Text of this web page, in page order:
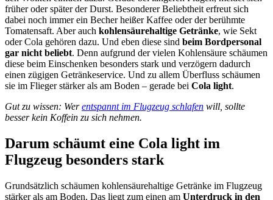
früher oder später der Durst. Besonderer Beliebtheit erfreut sich
dabei noch immer ein Becher heißer Kaffee oder der berühmte
Tomatensaft. Aber auch kohlensäurehaltige Getränke, wie Sekt
oder Cola gehören dazu. Und eben diese sind beim Bordpersonal
gar nicht beliebt. Denn aufgrund der vielen Kohlensäure schäumen
diese beim Einschenken besonders stark und verzögern dadurch
einen zügigen Getränkeservice. Und zu allem Überfluss schäumen
sie im Flieger stärker als am Boden – gerade bei Cola light.
Gut zu wissen: Werentspannt im Flugzeug schlafen will, sollte
besser kein Koffein zu sich nehmen.
Darum schäumt eine Cola light im
Flugzeug besonders stark
Grundsätzlich schäumen kohlensäurehaltige Getränke im Flugzeug
stärker als am Boden. Das liegt zum einen am Unterdruck in den